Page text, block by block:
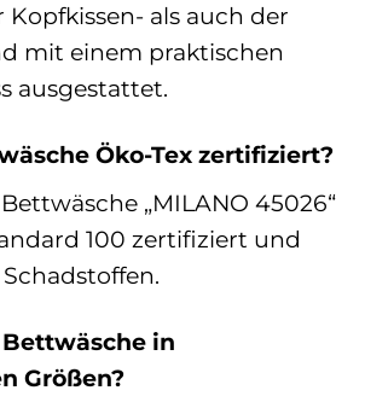
Kopfkissen- als auch der
mit einem praktischen
ausgestattet.
Öko-Tex zertifiziert?
„MILANO 45026“
100 zertifiziert und
in
Größen?